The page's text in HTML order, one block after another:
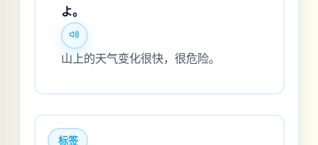
よ。
山上的天气变化很快，很危险。
标签